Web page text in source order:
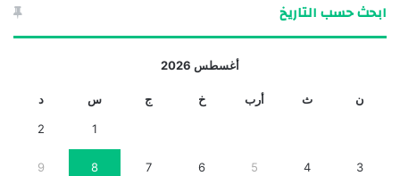
ابحث حسب التاريخ
أغسطس 2026
ن ث أرب خ ج س د
1
2
3
4
5
6
7
8
9